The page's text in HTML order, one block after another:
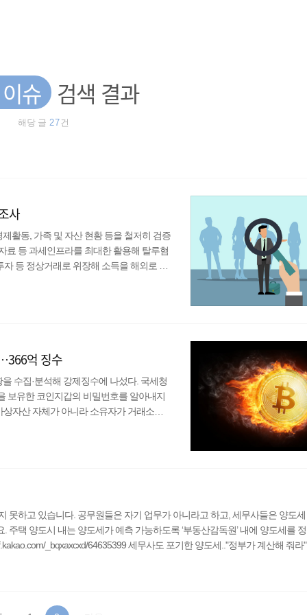
슈 검색 결과
해당 글 27건
사
활동, 가족 및 자산 현황 등을 철저히 검증
료 등 과세인프라를 최대한 활용해 탈루혐
등 정상거래로 위장해 소득을 해외로 이
억 징수
수집·분석해 강제징수에 나섰다. 국세청
보유한 코인지갑의 비밀번호를 알아내지
자산 자체가 아니라 소유자가 거래소에
못하고 있습니다. 공무원들은 자기 업무가 아니라고 하고, 세무사들은 양도
택 양도시 내는 양도세가 예측 가능하도록 ‘부동산감독원’ 내에 양도세를
_bqxaxcxd/64635399 세무사도 포기한 양도세.."정부가 계산해 줘라